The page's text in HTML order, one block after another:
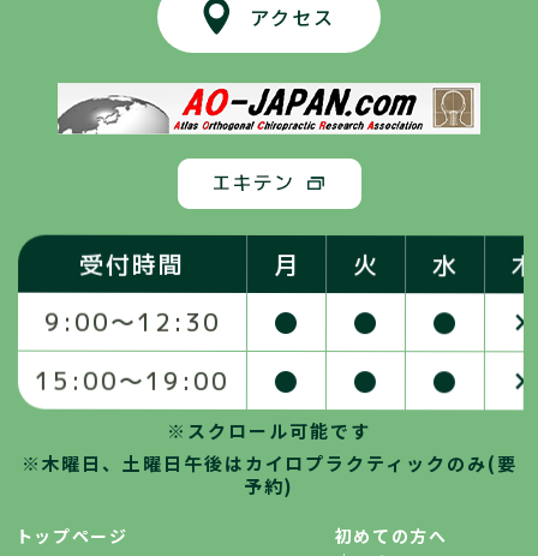
アクセス
受付時間 月 火 水 木
9:00〜12:30 ● ● ● ×
15:00〜19:00 ● ● ● ×
※スクロール可能です
※木曜日、土曜日午後はカイロプラクティックのみ(要
予約)
トップページ
初めての方へ